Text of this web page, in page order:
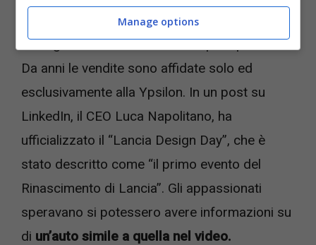
Il brand Lancia potrebbe tornare a fare la
voce grossa con un modello super sportivo.
Da anni le vendite sono affidate solo ed
esclusivamente alla Ypsilon. In un post su
LinkedIn, il CEO Luca Napolitano, ha
ufficializzato il “Lancia Design Day”, che è
stato descritto come “il primo evento del
Rinascimento di Lancia”. Gli appassionati
speravano si potessero avere informazioni su
di un’auto simile a quella nel video.
Manage options